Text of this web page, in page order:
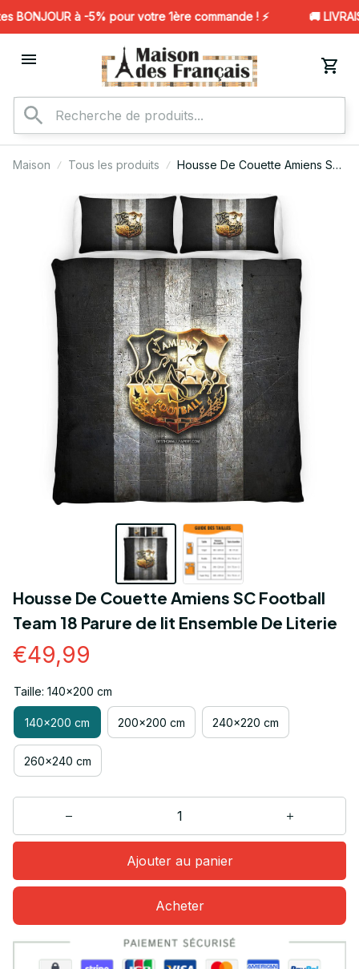
BONJOUR à -5% pour votre 1ère commande ! ⚡️ 🚚
Maison Tous les produits
Housse De Couette Amiens SC
Ensemble De Literie
Housse De Couette Amiens SC Football
Team 18 Parure de lit Ensemble De Literie
€49,99
Taille: 140x200 cm
140x200 cm 200x200 cm 240x220 cm
260x240 cm
Ajouter au panier
Acheter